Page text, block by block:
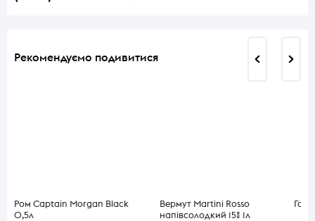
Рекомендуємо подивитися
Ром Captain Morgan Black
0,5л
Вермут Martini Rosso
напівсолодкий 15% 1л